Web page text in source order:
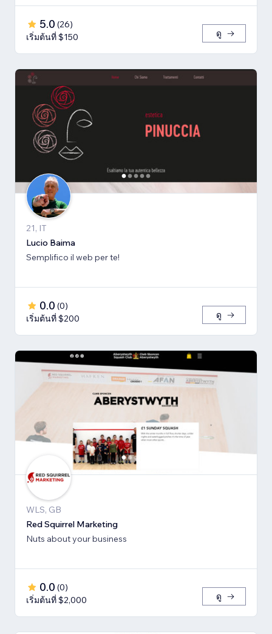
5.0 (26)
เริ่มต้นที่ $150
ดู
21, IT
Lucio Baima
Semplifico il web per te!
0.0 (0)
เริ่มต้นที่ $200
ดู
WLS, GB
Red Squirrel Marketing
Nuts about your business
0.0 (0)
เริ่มต้นที่ $2,000
ดู